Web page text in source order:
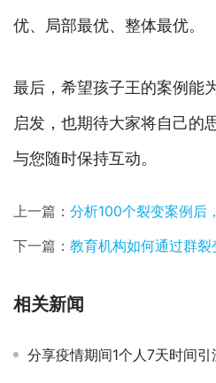
优、局部最优、整体最优。
最后，希望孩子王的案例能
启发，也期待大家将自己的
与您随时保持互动。
上一篇： 分析100个裂变案例后，我
下一篇： 教育机构如何通过群
相关新闻
分享疫情期间1个人7天时间